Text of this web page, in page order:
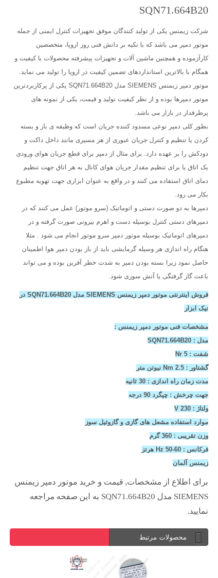
SQN71.664B20
شرکت زیمنس یکی از تولید کنندگان موفق تجهیزات کنترل ایمنی از جمله
موتور دمپر می باشد که با تکیه بر دانش فنی روز اروپا، متخصصین
کارآزموده و همچنین ماشین آلات و تجهیزات پیشرفته محصولات با کیفیت و
همگام با بالاترین استانداردهای تضمین کیفیت در اروپا را تولید می نماید.
موتور دمپر زیمنس SIEMENS مدل SQN71.664B20 یکی از پرکاربردترین
موتور دمپرها بوده و از نظر کیفیت تولید و قیمت، یکی از نمونه های
پرطرفدار در بازار می باشد.
بطور کلی دمپر نوعی مسدود کننده جریان است که وظیفه ی باز و بسته
کردن یا تنظیم و کنترل جریان عبوری از هر مسیری مانند داخل داکت و
دودکش را بر عهده دارد. برای مثال از دمپر برای قطع جریان هوای ورودی
یک اتاق یا برای تنظیم مقدار جریان هوای کانال به هر اتاق جهت تنظیم
دمای اتاق استفاده می کنند و در واقع به عنوان ابزاری جهت تهویه مطبوع
بکار می رود.
دمپرها به دو صورت دستی و اتوماتیک (سرو موتور) عمل می کنند که در
دمپرهای دستی کنترل بوسیله دست و اهرم بیرونی صورت گرفته و در
دمپرهای اتوماتیک بوسیله موتور دمپر سرو موتور انجام می شود . مثلا
هنگام راه اندازی هر وسیله گرمایشی باید از باز بودن دمپر هوا اطمینان
حاصل نمود زیرا بسته بودن دمپر به شدت خطر آفرین بوده و می تواند
باعث گاز گرفتگی یا آتش سوزی شود.
فروش اینترنتی موتور دمپر زیمنس SIEMENS مدل SQN71.664B20 در
نیک ابزار
مشخصات فنی موتور دمپر زیمنس :
مدل : SQN71.664B20
شفت : Nr 5
گشتاور : Nm 2.5 نیوتن متر
مدت زمان راه اندازی : 30 ثانیه
جهت چرخش : چپگرد 90 درجه
ولتاژ : V 230
موارد استفاده مشعل های گازی و گازوئیل سوز
وزن تقریبی : 360 گرم
فرکانس : Hz 50-60 هرتز
زیمنس آلمان
برای اطلاع از مشخصات, قیمت و خرید موتور دمپر زیمنس
SIEMENS مدل SQN71.664B20 به این صفحه مراجعه
نمایید.
محصولات مرتبط